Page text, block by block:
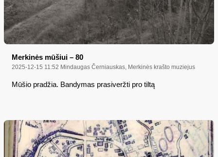
Merkinės mūšiui – 80
2025-12-15 11:52 Mindaugas Černiauskas, Merkinės krašto muziejus
Mūšio pradžia. Bandymas prasiveržti pro tiltą